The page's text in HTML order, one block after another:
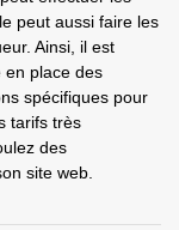
peut aussi faire les
Ainsi, il est
en place des
spécifiques pour
tarifs très
des
site web.